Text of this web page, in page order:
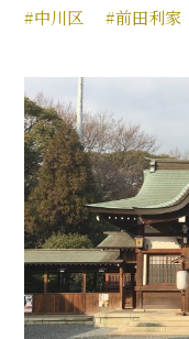
#中川区 #前田利家